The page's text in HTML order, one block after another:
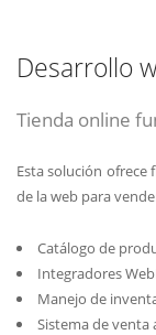
Desarrollo
Tienda online
Esta solución
de la web para
Catálogo de
Integradores
Manejo de
Sistema de